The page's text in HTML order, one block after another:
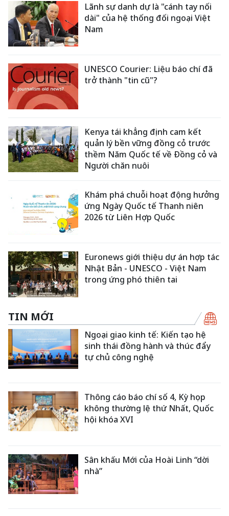
Lãnh sự danh dự là "cánh tay nối
dài" của hệ thống đối ngoại Việt
Nam
UNESCO Courier: Liệu báo chí đã
trở thành "tin cũ"?
Kenya tái khẳng định cam kết
quản lý bền vững đồng cỏ trước
thềm Năm Quốc tế về Đồng cỏ và
Người chăn nuôi
Khám phá chuỗi hoạt động hưởng
ứng Ngày Quốc tế Thanh niên
2026 từ Liên Hợp Quốc
Euronews giới thiệu dự án hợp tác
Nhật Bản - UNESCO - Việt Nam
trong ứng phó thiên tai
TIN MỚI
Ngoại giao kinh tế: Kiến tạo hệ
sinh thái đồng hành và thúc đẩy
tự chủ công nghệ
Thông cáo báo chí số 4, Kỳ họp
không thường lệ thứ Nhất, Quốc
hội khóa XVI
Sân khấu Mới của Hoài Linh “dời
nhà”